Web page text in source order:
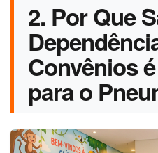
2. Por Que
Convênios
para o